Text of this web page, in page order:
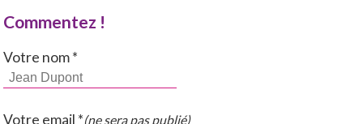
Commentez !
Votre nom *
Votre email *(ne sera pas publié)